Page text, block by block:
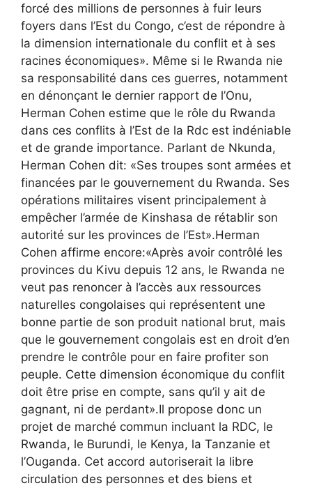
forcé des millions de personnes à fuir leurs
foyers dans l’Est du Congo, c’est de répondre à
la dimension internationale du conflit et à ses
racines économiques». Même si le Rwanda nie
sa responsabilité dans ces guerres, notamment
en dénonçant le dernier rapport de l’Onu,
Herman Cohen estime que le rôle du Rwanda
dans ces conflits à l’Est de la Rdc est indéniable
et de grande importance. Parlant de Nkunda,
Herman Cohen dit: «Ses troupes sont armées et
financées par le gouvernement du Rwanda. Ses
opérations militaires visent principalement à
empêcher l’armée de Kinshasa de rétablir son
autorité sur les provinces de l’Est».Herman
Cohen affirme encore:«Après avoir contrôlé les
provinces du Kivu depuis 12 ans, le Rwanda ne
veut pas renoncer à l’accès aux ressources
naturelles congolaises qui représentent une
bonne partie de son produit national brut, mais
que le gouvernement congolais est en droit d’en
prendre le contrôle pour en faire profiter son
peuple. Cette dimension économique du conflit
doit être prise en compte, sans qu’il y ait de
gagnant, ni de perdant».Il propose donc un
projet de marché commun incluant la RDC, le
Rwanda, le Burundi, le Kenya, la Tanzanie et
l’Ouganda. Cet accord autoriserait la libre
circulation des personnes et des biens et